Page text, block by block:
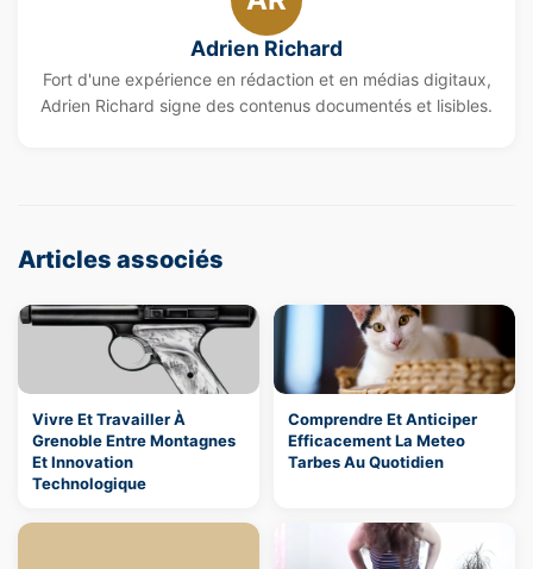
Adrien Richard
Fort d'une expérience en rédaction et en médias digitaux,
Adrien Richard signe des contenus documentés et lisibles.
Articles associés
Vivre Et Travailler À
Grenoble Entre Montagnes
Et Innovation
Technologique
Comprendre Et Anticiper
Efficacement La Meteo
Tarbes Au Quotidien